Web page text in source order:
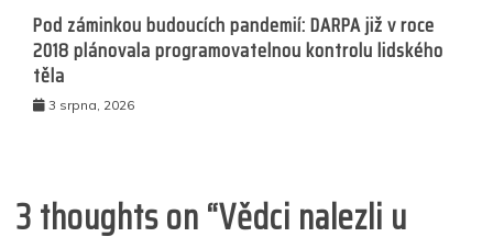
Pod záminkou budoucích pandemií: DARPA již v roce
2018 plánovala programovatelnou kontrolu lidského
těla
3 srpna, 2026
3 thoughts on “Vědci nalezli u